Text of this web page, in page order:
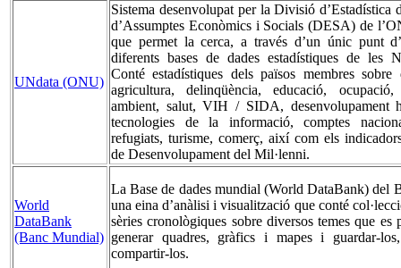
UNdata (ONU)
Sistema desenvolupat per la Divisió d’Estadística
d’Assumptes Econòmics i Socials (DESA) de
que permet la cerca, a través d’un únic punt
diferents bases de dades estadístiques de les
Conté estadístiques dels països membres sobre
agricultura, delinqüència, educació,
ambient, salut, VIH / SIDA, desenvolupament
tecnologies de la informació, comptes
refugiats, turisme, comerç, així com els
de Desenvolupament del Mil·lenni.
World
DataBank
(Banc Mundial)
La Base de dades mundial (World DataBank) del
una eina d’anàlisi i visualització que conté
sèries cronològiques sobre diversos temes que es
generar quadres, gràfics i mapes i guardar-
compartir-los.